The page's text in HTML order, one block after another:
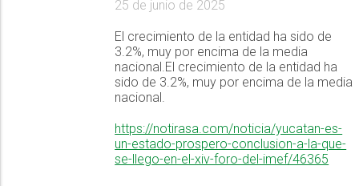
25 de junio de 2025
El crecimiento de la entidad ha sido de
3.2%, muy por encima de la media
nacional.El crecimiento de la entidad ha
sido de 3.2%, muy por encima de la media
nacional.
https://notirasa.com/noticia/yucatan-es-
un-estado-prospero-conclusion-a-la-que-
se-llego-en-el-xiv-foro-del-imef/46365